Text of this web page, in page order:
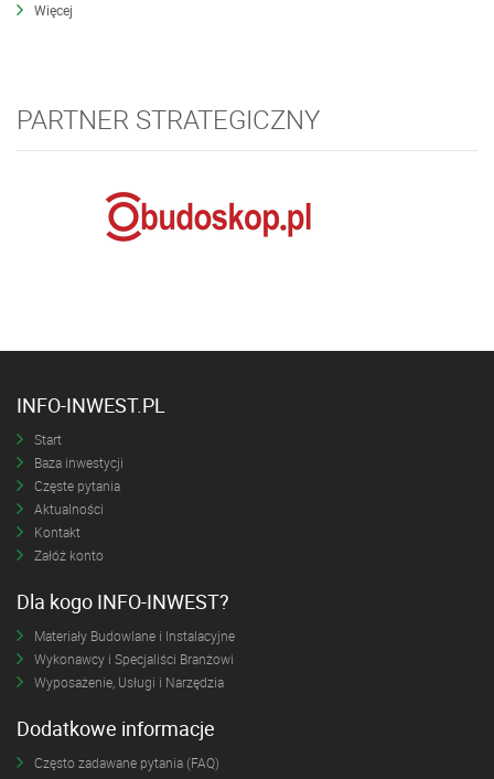
Więcej
PARTNER STRATEGICZNY
INFO-INWEST.PL
Start
Baza inwestycji
Częste pytania
Aktualności
Kontakt
Załóż konto
Dla kogo INFO-INWEST?
Materiały Budowlane i Instalacyjne
Wykonawcy i Specjaliści Branżowi
Wyposażenie, Usługi i Narzędzia
Dodatkowe informacje
Często zadawane pytania (FAQ)